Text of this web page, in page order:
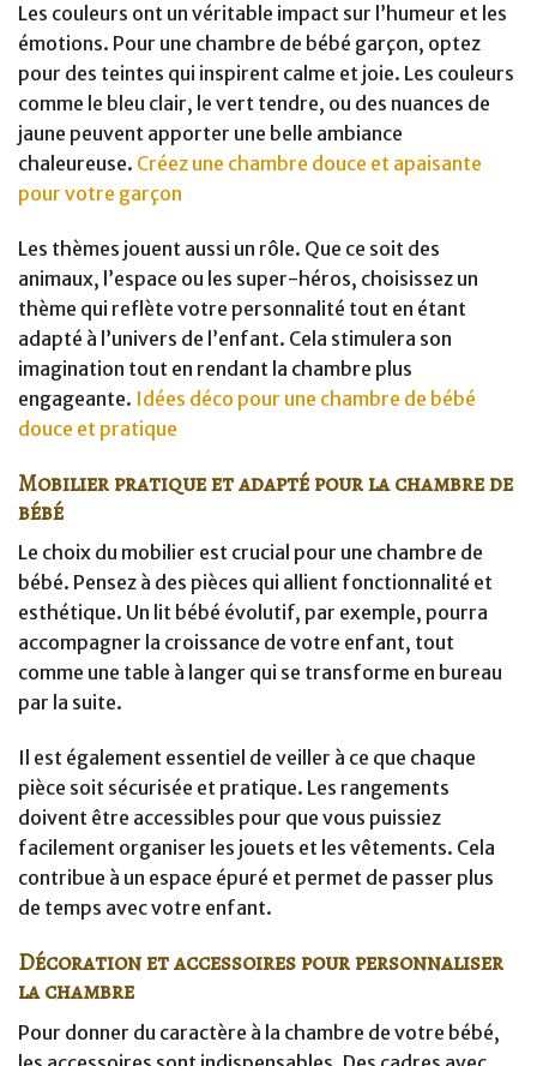
Les couleurs ont un véritable impact sur l’humeur et les
émotions. Pour une chambre de bébé garçon, optez
pour des teintes qui inspirent calme et joie. Les couleurs
comme le bleu clair, le vert tendre, ou des nuances de
jaune peuvent apporter une belle ambiance
chaleureuse. Créez une chambre douce et apaisante
pour votre garçon
Les thèmes jouent aussi un rôle. Que ce soit des
animaux, l’espace ou les super-héros, choisissez un
thème qui reflète votre personnalité tout en étant
adapté à l’univers de l’enfant. Cela stimulera son
imagination tout en rendant la chambre plus
engageante. Idées déco pour une chambre de bébé
douce et pratique
Mobilier pratique et adapté pour la chambre de
bébé
Le choix du mobilier est crucial pour une chambre de
bébé. Pensez à des pièces qui allient fonctionnalité et
esthétique. Un lit bébé évolutif, par exemple, pourra
accompagner la croissance de votre enfant, tout
comme une table à langer qui se transforme en bureau
par la suite.
Il est également essentiel de veiller à ce que chaque
pièce soit sécurisée et pratique. Les rangements
doivent être accessibles pour que vous puissiez
facilement organiser les jouets et les vêtements. Cela
contribue à un espace épuré et permet de passer plus
de temps avec votre enfant.
Décoration et accessoires pour personnaliser
la chambre
Pour donner du caractère à la chambre de votre bébé,